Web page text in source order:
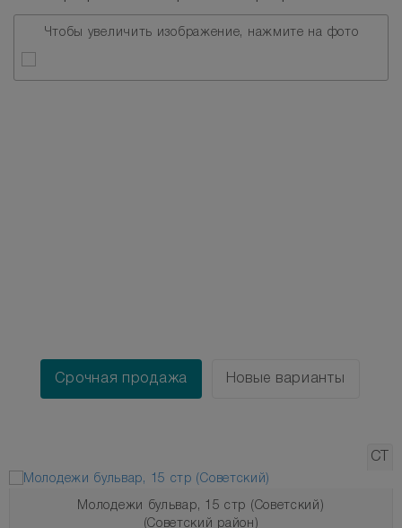
Чтобы увеличить изображение, нажмите на фото
Срочная продажа Новые варианты
бульвар, 15 стр (Советский)
(Советский район)